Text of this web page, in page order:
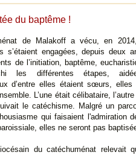
du baptême !
de Malakoff a vécu, en
s’étaient engagées, depuis deux
de l’initiation, baptême,
les différentes étapes,
d’entre elles étaient sœurs,
L’une était célibataire,
le catéchisme. Malgré un
qui faisaient l'admiration
elles ne seront pas
du catéchuménat relevait